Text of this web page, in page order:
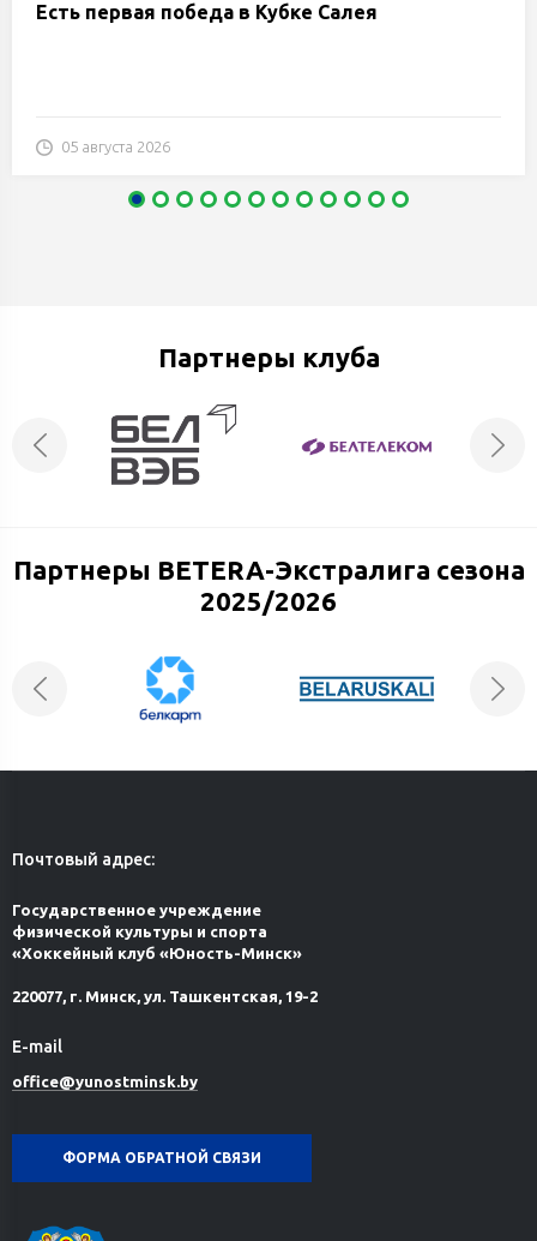
Есть первая победа в Кубке Салея
05 августа 2026
Партнеры клуба
Партнеры BETERA-Экстралига сезона
2025/2026
Почтовый адрес:
Государственное учреждение
физической культуры и спорта
«Хоккейный клуб «Юность-Минск»
220077, г. Минск, ул. Ташкентская, 19-2
E-mail
office@yunostminsk.by
ФОРМА ОБРАТНОЙ СВЯЗИ